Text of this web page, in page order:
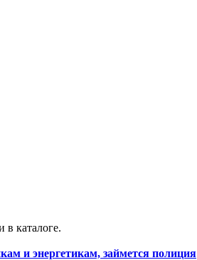
каталоге.
и энергетикам, займется полиция